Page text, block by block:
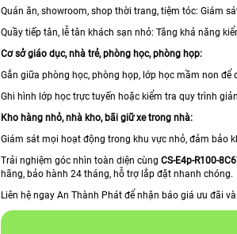
Quán ăn, showroom, shop thời trang, tiệm tóc: Giám
Quầy tiếp tân, lễ tân khách sạn nhỏ: Tăng khả năng
Cơ sở giáo dục, nhà trẻ, phòng học, phòng họp:
Gắn giữa phòng học, phòng họp, lớp học mầm non để
Ghi hình lớp học trực tuyến hoặc kiểm tra quy trình
Kho hàng nhỏ, nhà kho, bãi giữ xe trong nhà:
Giám sát mọi hoạt động trong khu vực nhỏ, đảm bảo
Trải nghiệm góc nhìn toàn diện cùng CS-E4p-R100-
hãng, bảo hành 24 tháng, hỗ trợ lắp đặt nhanh chóng.
Liên hệ ngay An Thành Phát để nhận báo giá ưu đãi